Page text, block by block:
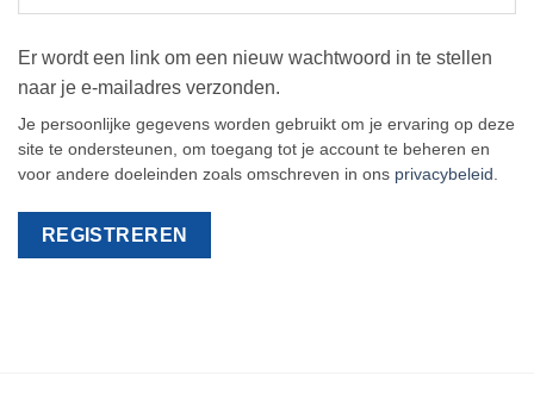
Er wordt een link om een nieuw wachtwoord in te stellen
naar je e-mailadres verzonden.
Je persoonlijke gegevens worden gebruikt om je ervaring op deze
site te ondersteunen, om toegang tot je account te beheren en
voor andere doeleinden zoals omschreven in ons privacybeleid .
REGISTREREN